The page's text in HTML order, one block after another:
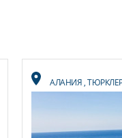
АЛАНИЯ,